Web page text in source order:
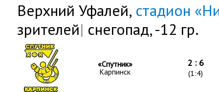
Верхний Уфалей, стадион
зрителей| снегопад, -12 гр.
«Спутник»
Карпинск
2 : 6
(1:4)